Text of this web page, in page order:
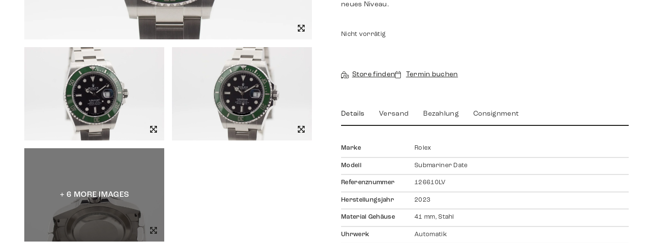
+ 6 MORE IMAGES
neues Niveau.
Nicht vorrätig
Store finden Termin buchen
Details Versand Bezahlung Consignment
Marke Rolex
Modell Submariner Date
Referenznummer 126610LV
Herstellungsjahr 2023
Material Gehäuse 41 mm, Stahl
Uhrwerk Automatik